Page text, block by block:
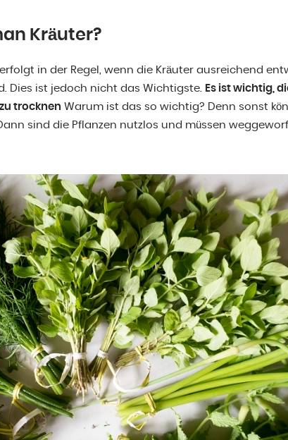
Kräuter?
in der Regel, wenn die Kräuter ausreichend
Dies ist jedoch nicht das Wichtigste. Es ist wichtig,
trocknen Warum ist das so wichtig? Denn sonst
sind die Pflanzen nutzlos und müssen